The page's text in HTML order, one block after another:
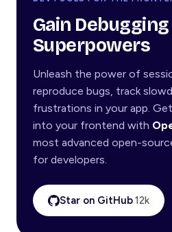
Gain Debugging
Superpowers
Unleash the power of
reproduce bugs, track
frustrations in your app.
into your frontend with
most advanced open-
for developers.
Star on GitHub12k